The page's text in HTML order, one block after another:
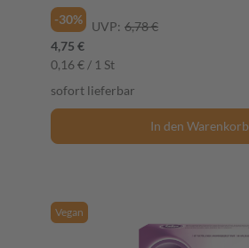
-30%
UVP: 6,78 €
4,75 €
0,16 € / 1 St
sofort lieferbar
In den Warenkorb
Vegan